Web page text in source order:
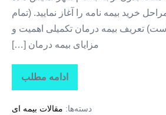
خرید بیمه نامه را آغاز نمایید. (تمام
تعریف بیمه درمان تکمیلی اهمیت و
مزایای بیمه درمان […]
ادامه مطلب
تاراز
بیمه
بیمه
دسته‌ها: مقالات بیمه ای